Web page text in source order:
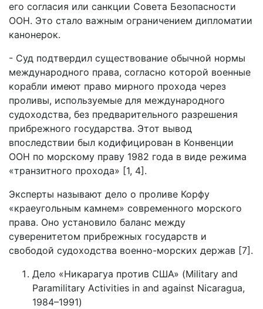
его согласия или санкции Совета Безопасности
ООН. Это стало важным ограничением дипломатии
канонерок.
- Суд подтвердил существование обычной нормы
международного права, согласно которой военные
корабли имеют право мирного прохода через
проливы, используемые для международного
судоходства, без предварительного разрешения
прибрежного государства. Этот вывод
впоследствии был кодифицирован в Конвенции
ООН по морскому праву 1982 года в виде режима
«транзитного прохода» [1, 4].
Эксперты называют дело о проливе Корфу
«краеугольным камнем» современного морского
права. Оно установило баланс между
суверенитетом прибрежных государств и
свободой судоходства военно-морских держав [7].
Дело «Никарагуа против США» (Military and
Paramilitary Activities in and against Nicaragua,
1984–1991)